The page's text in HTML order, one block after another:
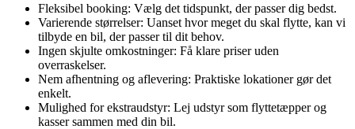
Fleksibel booking: Vælg det tidspunkt, der passer dig bedst.
Varierende størrelser: Uanset hvor meget du skal flytte, kan vi
tilbyde en bil, der passer til dit behov.
Ingen skjulte omkostninger: Få klare priser uden
overraskelser.
Nem afhentning og aflevering: Praktiske lokationer gør det
enkelt.
Mulighed for ekstraudstyr: Lej udstyr som flyttetæpper og
kasser sammen med din bil.